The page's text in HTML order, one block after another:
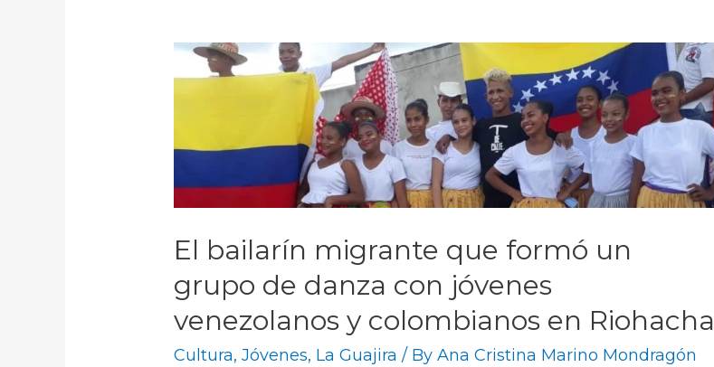
El bailarín migrante que formó un
grupo de danza con jóvenes
venezolanos y colombianos en Riohacha
Cultura,Jóvenes, La Guajira / ByAna Cristina Marino Mondragón